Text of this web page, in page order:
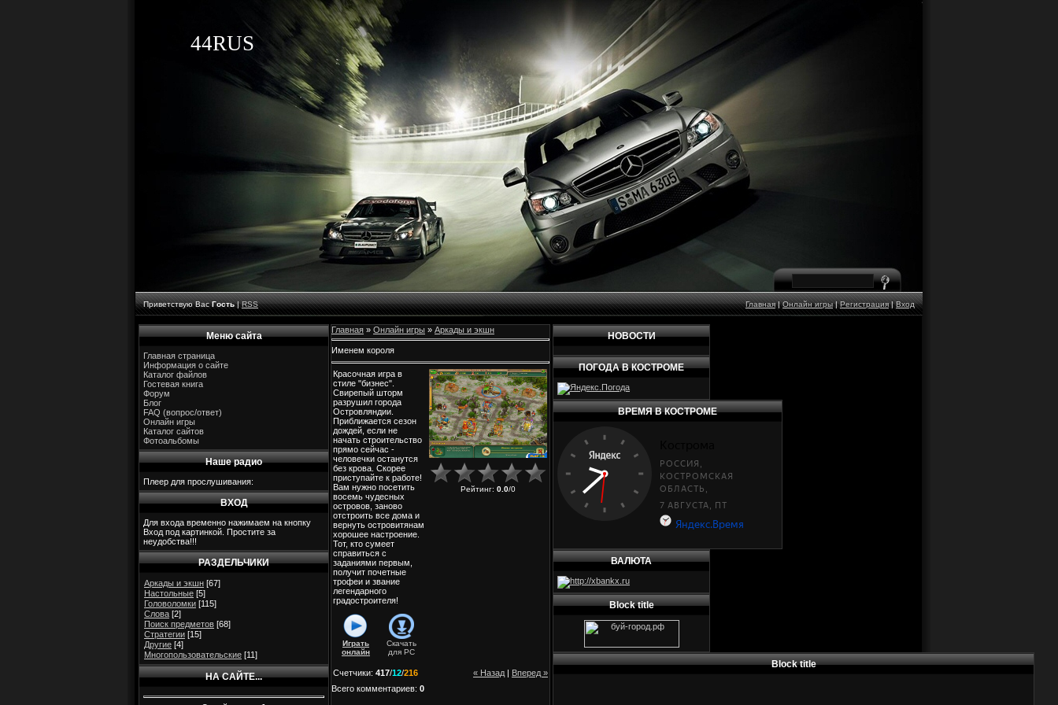
44RUS
Приветствую Вас Гость|RSS Главная|Онлайн игры|Регистрация|Вход
Меню сайта
Главная страница
Информация о сайте
Каталог файлов
Гостевая книга
Форум
Блог
FAQ (вопрос/ответ)
Онлайн игры
Каталог сайтов
Фотоальбомы
Наше радио
Плеер для прослушивания:
ВХОД
Для входа временно нажимаем на кнопку
Вход под картинкой. Простите за
неудобства!!!
РАЗДЕЛЬЧИКИ
Аркады и экшн [67]
Настольные [5]
Головоломки [115]
Слова [2]
Поиск предметов [68]
Стратегии [15]
Другие [4]
Многопользовательские [11]
НА САЙТЕ...
Главная » Онлайн игры » Аркады и экшн
Именем короля
Красочная игра в
стиле "бизнес".
Свирепый шторм
разрушил города
Островляндии.
Приближается сезон
дождей, если не
начать строительство
прямо сейчас -
человечки останутся
без крова. Скорее
приступайте к работе!
Вам нужно посетить
восемь чудесных
островов, заново
отстроить все дома и
вернуть островитянам
хорошее настроение.
Тот, кто сумеет
справиться с
заданиями первым,
получит почетные
трофеи и звание
легендарного
градостроителя!
Играть
онлайн
Скачать
для PC
Рейтинг: 0.0/0
« Назад Вперед »
Счетчики: 417/12/216
Всего комментариев: 0
НОВОСТИ
ПОГОДА В КОСТРОМЕ
ВРЕМЯ В КОСТРОМЕ
ВАЛЮТА
Block title
Block title